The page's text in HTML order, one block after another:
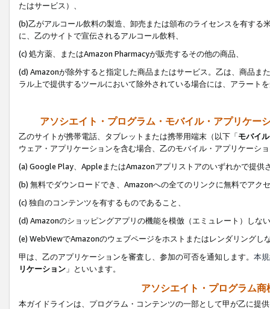
たはサービス）、
(b)乙がアルコール飲料の製造、卸売または頒布のライセンスを有す
に、乙のサイトで宣伝されるアルコール飲料、
(c) 処方薬、またはAmazon Pharmacyが販売するその他の商品、
(d) Amazonが除外すると指定した商品またはサービス。乙は、商品ま
ラル上で提供するツールにおいて除外されている場合には、アラート
アソシエイト・プログラム・モバイル・アプリケー
乙のサイトが携帯電話、タブレットまたは携帯用端末（以下「モバイ
ウェア・アプリケーションを含む場合、乙のモバイル・アプリケーシ
(a) Google Play、AppleまたはAmazonアプリストアのいずれかで提供
(b) 無料でダウンロードでき、Amazonへの全てのリンクに無料でアク
(c) 独自のコンテンツを有するものであること、
(d) Amazonのショッピングアプリの機能を模倣（エミュレート）しな
(e) WebViewでAmazonのウェブページをホストまたはレンダリングし
甲は、乙のアプリケーションを審査し、参加の可否を通知します。 本
リケーション 」といいます。
アソシエイト・プログラム
本ガイドラインは、プログラム・コンテンツの一部として甲が乙に提